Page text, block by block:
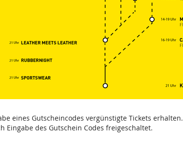
eines Gutscheincodes vergünstigte Tickets erhalten.
Eingabe des Gutschein Codes freigeschaltet.